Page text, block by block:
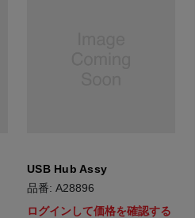
USB Hub Assy
品番: A28896
ログインして価格を確認する